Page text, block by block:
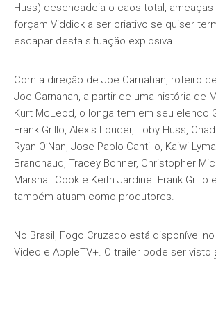
Huss) desencadeia o caos total,
forçam Viddick a ser criativo se quiser
escapar desta situação explosiva.
Com a direção de Joe Carnahan, roteiro
Joe Carnahan, a partir de uma história de
Kurt McLeod, o longa tem em seu elenco
Frank Grillo, Alexis Louder, Toby Huss,
Ryan O’Nan, Jose Pablo Cantillo, Kaiwi
Branchaud, Tracey Bonner, Christopher
Marshall Cook e Keith Jardine. Frank Grillo
também atuam como produtores.
No Brasil, Fogo Cruzado está disponível
Video e AppleTV+. O trailer pode ser visto